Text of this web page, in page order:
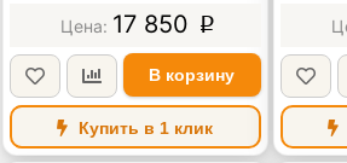
17 850 p
В корзину
Купить в 1 клик